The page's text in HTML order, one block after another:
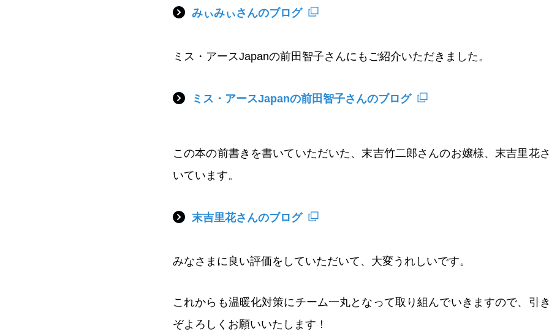
みぃみぃさんのブログ
ミス・アースJapanの前田智子さんにもご紹介いただきました。
ミス・アースJapanの前田智子さんのブログ
この本の前書きを書いていただいた、末吉竹二郎さんのお嬢様、末吉里花
いています。
末吉里花さんのブログ
みなさまに良い評価をしていただいて、大変うれしいです。
これからも温暖化対策にチーム一丸となって取り組んでいきますので、引
ぞよろしくお願いいたします！